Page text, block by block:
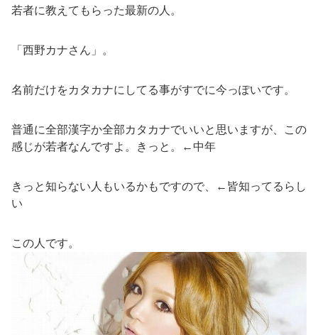
若者に教えてもらった最新の人。
「西野カナさん」。
名前だけをカタカナにしてる事がすでに今っぽいです。
普通に全部漢字か全部カタカナでいいと思いますが、この
感じが若者なんですよ。きっと。←中年
きっと知らない人もいるかもですので、←皆知ってるらし
い
この人です。